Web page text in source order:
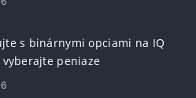
s binárnymi opciami na IQ
peniaze